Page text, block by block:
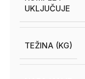
UKLJUČUJE
TEŽINA (KG)